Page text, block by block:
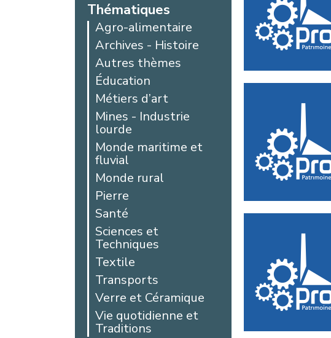
Thématiques
Agro-alimentaire
Archives - Histoire
Autres thèmes
Éducation
Métiers d’art
Mines - Industrie
lourde
Monde maritime et
fluvial
Monde rural
Pierre
Santé
Sciences et
Techniques
Textile
Transports
Verre et Céramique
Vie quotidienne et
Traditions